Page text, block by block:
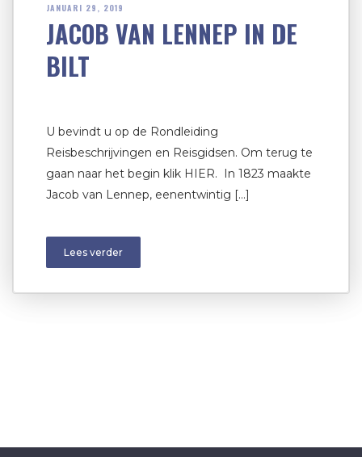
JANUARI 29, 2019
JACOB VAN LENNEP IN DE
BILT
U bevindt u op de Rondleiding
Reisbeschrijvingen en Reisgidsen. Om terug te
gaan naar het begin klik HIER. In 1823 maakte
Jacob van Lennep, eenentwintig […]
Lees verder